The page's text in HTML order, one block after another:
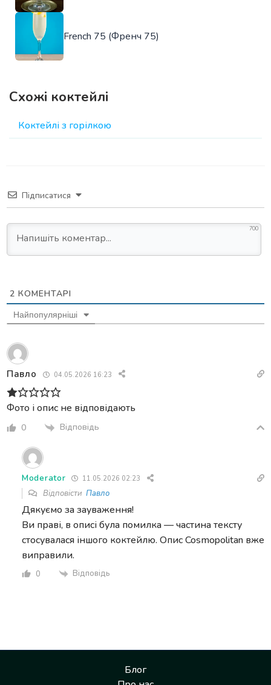
French 75 (Френч 75)
Схожі коктейлі
Коктейлі з горілкою
Підписатися
700
2 КОМЕНТАРІ
Найпопулярніші
Павло 04.05.2026 16:23
Фото і опис не відповідають
0 Відповідь
Moderator 11.05.2026 02:23
Відповісти Павло
Дякуємо за зауваження!
Ви праві, в описі була помилка — частина тексту
стосувалася іншого коктейлю. Опис Cosmopolitan вже
виправили.
0 Відповідь
Блог